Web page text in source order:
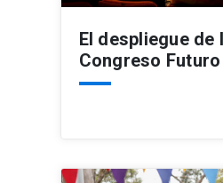
El despliegue de
Congreso